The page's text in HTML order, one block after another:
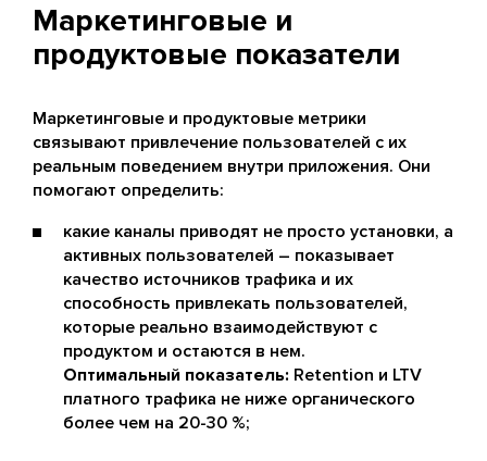
Маркетинговые и
продуктовые показатели
Маркетинговые и продуктовые метрики
связывают привлечение пользователей с их
реальным поведением внутри приложения. Они
помогают определить:
какие каналы приводят не просто установки, а
активных пользователей – показывает
качество источников трафика и их
способность привлекать пользователей,
которые реально взаимодействуют с
продуктом и остаются в нем.
Оптимальный показатель: Retention и LTV
платного трафика не ниже органического
более чем на 20-30 %;